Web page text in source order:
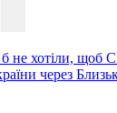
не хотіли, щоб
через